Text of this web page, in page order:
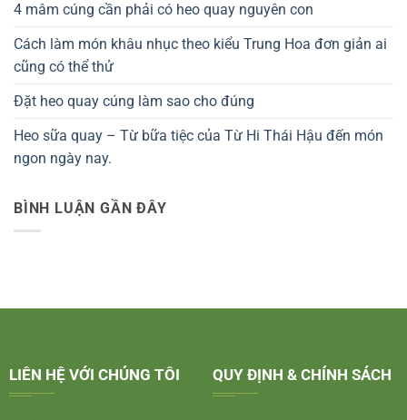
4 mâm cúng cần phải có heo quay nguyên con
Cách làm món khâu nhục theo kiểu Trung Hoa đơn giản ai
cũng có thể thử
Đặt heo quay cúng làm sao cho đúng
Heo sữa quay – Từ bữa tiệc của Từ Hi Thái Hậu đến món
ngon ngày nay.
BÌNH LUẬN GẦN ĐÂY
LIÊN HỆ VỚI CHÚNG TÔI QUY ĐỊNH & CHÍNH SÁCH